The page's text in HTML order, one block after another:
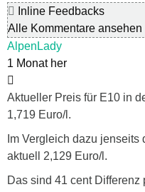
Inline Feedbacks
Alle Kommentare ansehen
AlpenLady
1 Monat her
Aktueller Preis für E10 in
1,719 Euro/l.
Im Vergleich dazu
aktuell 2,129 Euro/l.
Das sind 41 cent Differenz